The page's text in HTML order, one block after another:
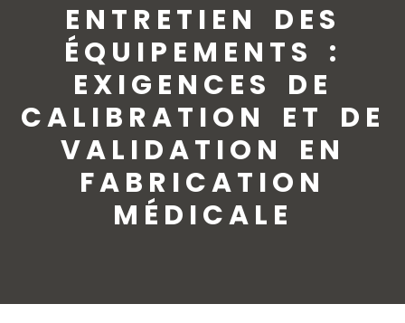
ENTRETIEN DES
ÉQUIPEMENTS :
EXIGENCES DE
CALIBRATION ET DE
VALIDATION EN
FABRICATION
MÉDICALE